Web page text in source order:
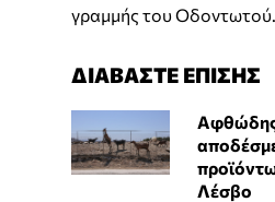
γραμμής του Οδοντωτού.
ΔΙΑΒΑΣΤΕ ΕΠΙΣΗΣ
Αφθώδης
Λέσβο